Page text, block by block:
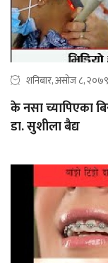
शनिबार, असोज ८, २०७९
के नसा च्यापिएका
डा. सुशीला बैद्य